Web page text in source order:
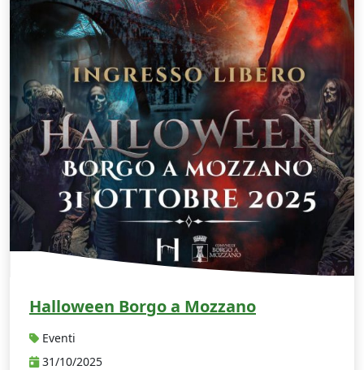
Halloween Borgo a Mozzano
Eventi
31/10/2025